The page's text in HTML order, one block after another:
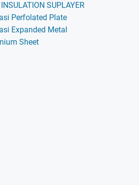
SUPLAYER
Perfolated Plate
Expanded Metal
Sheet